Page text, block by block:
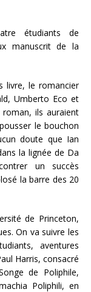
étudiants de
manuscrit de la
livre, le romancier
Umberto Eco et
roman, ils auraient
le bouchon
doute que Ian
la lignée de Da
un succès
la barre des 20
de Princeton,
On va suivre les
aventures
Harris, consacré
de Poliphile,
Poliphili, en